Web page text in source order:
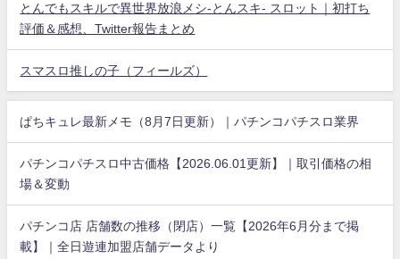
とんでもスキルで異世界放浪メシ-とんスキ- スロット｜初打ち
評価＆感想、Twitter報告まとめ
スマスロ推しの子（フィールズ）
ぱちキュレ最新メモ（8月7日更新）｜パチンコパチスロ業界
パチンコパチスロ中古価格【2026.06.01更新】｜取引価格の相
場＆変動
パチンコ店 店舗数の推移（閉店）一覧【2026年6月分まで掲
載】｜全日遊連加盟店舗データより